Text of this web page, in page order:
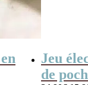
Jeu
de